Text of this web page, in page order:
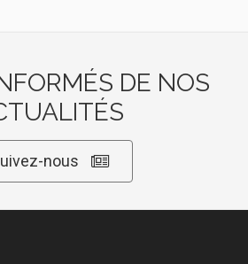
DE NOS
nous